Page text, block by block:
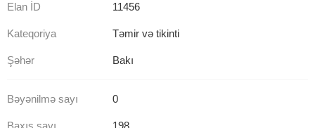
Elan İD 11456
Kateqoriya Təmir və tikinti
Şəhər Bakı
Bəyənilmə sayı 0
Baxış sayı 198